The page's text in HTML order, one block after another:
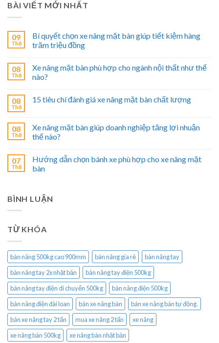
BÀI VIẾT MỚI NHẤT
09
Th8
Bí quyết chọn xe nâng mặt bàn giúp tiết kiệm hàng
trăm triệu đồng
08
Th8
Xe nâng mặt bàn phù hợp cho ngành nội thất như thế
nào?
08
Th8
15 tiêu chí đánh giá xe nâng mặt bàn chất lượng
08
Th8
Xe nâng mặt bàn giúp doanh nghiệp tăng lợi nhuận
thế nào?
07
Th8
Hướng dẫn chọn bánh xe phù hợp cho xe nâng mặt
bàn
BÌNH LUẬN
TỪ KHÓA
bàn nâng 500kg cao 900mm bàn nâng gía rẻ
bàn nâng tay
bàn nâng tay 2x nhật bản
bàn nâng tay điện 500kg
bàn nâng tay điện di chuyển 500kg
bàn nâng điện 500kg
bàn nâng điện đài loan
bán xe nâng bàn
bán xe nâng bán tự động.
bán xe nâng tay 2 tấn
mua xe nâng 2 tấn
xe nâng
xe nâng bàn 500kg
xe nâng bàn nhật bản